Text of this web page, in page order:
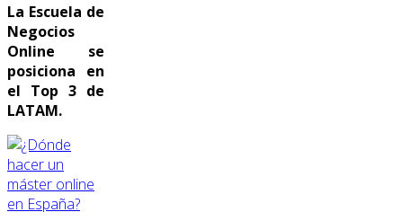
La Escuela de
Negocios
Online se
posiciona en
el Top 3 de
LATAM.